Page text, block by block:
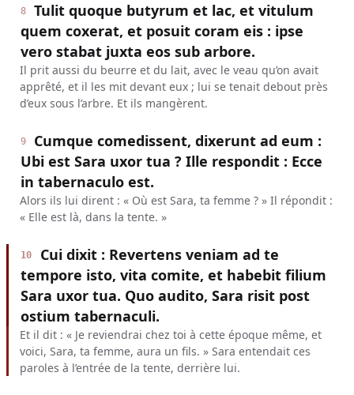
8
Tulit quoque butyrum et lac, et vitulum
quem coxerat, et posuit coram eis : ipse
vero stabat juxta eos sub arbore.
Il prit aussi du beurre et du lait, avec le veau qu’on avait
apprêté, et il les mit devant eux ; lui se tenait debout près
d’eux sous l’arbre. Et ils mangèrent.
9
Cumque comedissent, dixerunt ad eum :
Ubi est Sara uxor tua ? Ille respondit : Ecce
in tabernaculo est.
Alors ils lui dirent : « Où est Sara, ta femme ? » Il répondit :
« Elle est là, dans la tente. »
10
Cui dixit : Revertens veniam ad te
tempore isto, vita comite, et habebit filium
Sara uxor tua. Quo audito, Sara risit post
ostium tabernaculi.
Et il dit : « Je reviendrai chez toi à cette époque même, et
voici, Sara, ta femme, aura un fils. » Sara entendait ces
paroles à l’entrée de la tente, derrière lui.